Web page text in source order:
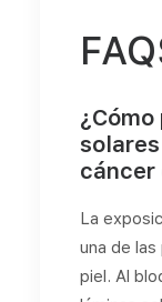
cáncer
La
una de
piel. Al